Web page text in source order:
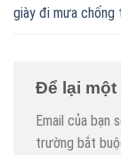
giày đi mưa
Để lại một
Email của bạn
trường bắt